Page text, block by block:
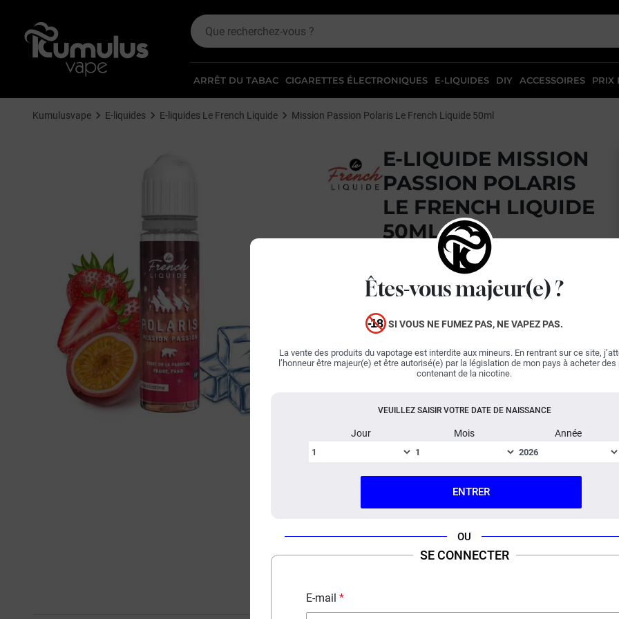
Êtes-vous majeur(e) ?
SI VOUS NE FUMEZ PAS, NE VAPEZ PAS.
La vente des produits du vapotage est interdite aux mineurs. En rentrant sur ce site,
l’honneur être majeur(e) et être autorisé(e) par la législation de mon pays à acheter des
contenant de la nicotine.
VEUILLEZ SAISIR VOTRE DATE DE NAISSANCE
Jour Mois Année
ENTRER
OU
SE CONNECTER
E-mail
ARRÊT DU TABAC CIGARETTES ÉLECTRONIQUES E-LIQUIDES DIY ACCESSOIRES PRIX
Kumulusvape E-liquides E-liquides Le French Liquide Mission Passion Polaris Le French Liquide 50ml
E-LIQUIDE MISSION
PASSION POLARIS
LE FRENCH LIQUIDE
50ML
Fruit de la passion - Fraise - Frais
Le French liquide
mélange aussi frais que fruité. Le liquide Mission
savoureux qui combine la douceur ensorcelante des
et les goûts ensoleillés des fruits de la passion.
French Liquide a ajouté une fraîcheur intense. Les
aromaticiens français ont rempli leur mission avec
Fabriqué en France ; Dosage PG/VG : 50% / 50%.